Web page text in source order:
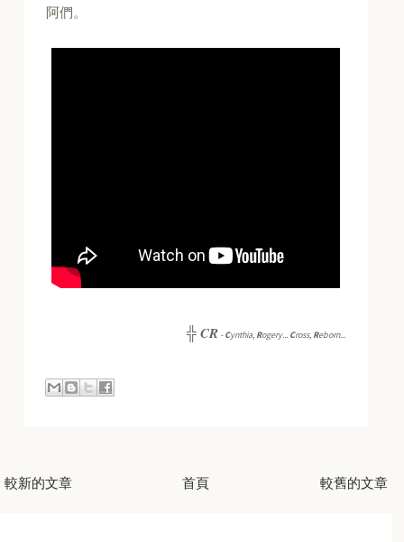
阿們。
╬CR -Cynthia, Rogery... Cross, Reborn...
較新的文章 較舊的文章
首頁